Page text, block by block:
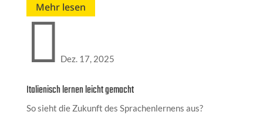
Mehr lesen
 Dez. 17, 2025
Italienisch lernen leicht gemacht
So sieht die Zukunft des Sprachenlernens aus?